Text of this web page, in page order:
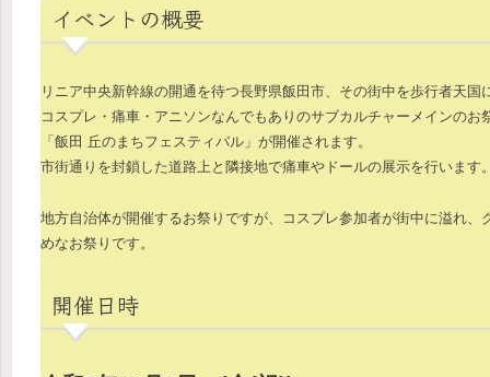
イベントの概要
リニア中央新幹線の開通を待つ長野県飯田市、その街中を歩行者天国
コスプレ・痛車・アニソンなんでもありのサブカルチャーメインのお
「飯田 丘のまちフェスティバル」が開催されます。
市街通りを封鎖した道路上と隣接地で痛車やドールの展示を行います
地方自治体が開催するお祭りですが、コスプレ参加者が街中に溢れ
めなお祭りです。
開催日時